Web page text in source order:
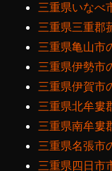
三重県いなべ
三重県三重郡
三重県亀山市
三重県伊勢市
三重県伊賀市
三重県北牟婁
三重県南牟婁
三重県名張市
三重県四日市